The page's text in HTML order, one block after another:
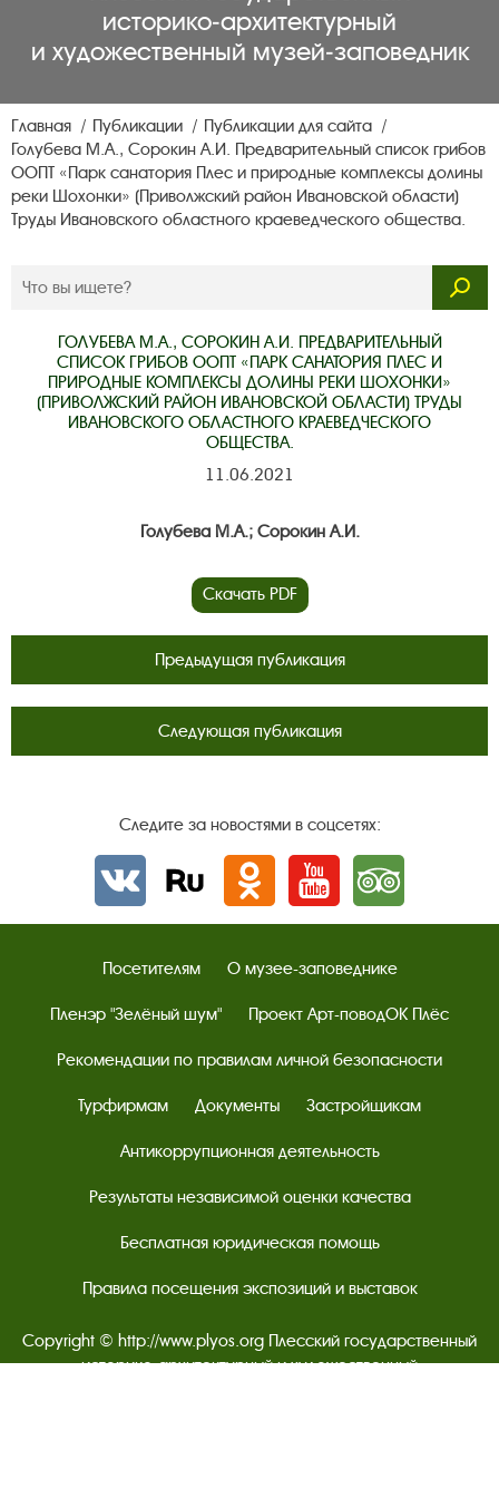
историко‑архитектурный
и художественный музей‑заповедник
Главная Публикации
Публикации для сайта
Голубева М.А., Сорокин А.И. Предварительный список грибов
ООПТ «Парк санатория Плес и природные комплексы долины
реки Шохонки» (Приволжский район Ивановской области)
Труды Ивановского областного краеведческого общества.
ГОЛУБЕВА М.А., СОРОКИН А.И. ПРЕДВАРИТЕЛЬНЫЙ
СПИСОК ГРИБОВ ООПТ «ПАРК САНАТОРИЯ ПЛЕС И
ПРИРОДНЫЕ КОМПЛЕКСЫ ДОЛИНЫ РЕКИ ШОХОНКИ»
(ПРИВОЛЖСКИЙ РАЙОН ИВАНОВСКОЙ ОБЛАСТИ) ТРУДЫ
ИВАНОВСКОГО ОБЛАСТНОГО КРАЕВЕДЧЕСКОГО
ОБЩЕСТВА.
11.06.2021
Голубева М.А.; Сорокин А.И.
Скачать PDF
Предыдущая публикация
Следующая публикация
Следите за новостями в соцсетях:
Вконтактеrutube Одноклассники
YouTube Трипадвизор
Посетителям О музее-заповеднике
Пленэр "Зелёный шум" Проект Арт-поводОК Плёс
Рекомендации по правилам личной безопасности
Турфирмам Документы Застройщикам
Антикоррупционная деятельность
Результаты независимой оценки качества
Бесплатная юридическая помощь
Правила посещения экспозиций и выставок
Copyright © http://www.plyos.org Плесский государственный
историко-архитектурный и художественный